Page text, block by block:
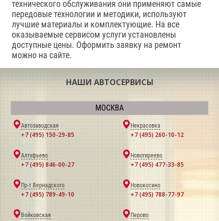
технического обслуживания они применяют самые
передовые технологии и методики, используют
лучшие материалы и комплектующие. На все
оказываемые сервисом услуги установлены
доступные цены. Оформить заявку на ремонт
можно на сайте.
НАШИ АВТОСЕРВИСЫ
МОСКВА
Автозаводская
+7 (495) 150-29-85
Некрасовка
+7 (495) 260-10-12
Алтуфьево
+7 (495) 846-00-27
Новогиреево
+7 (495) 477-33-85
Пр-т Вернадского
+7 (495) 789-49-10
Новокосино
+7 (495) 788-77-97
Войковская Перово